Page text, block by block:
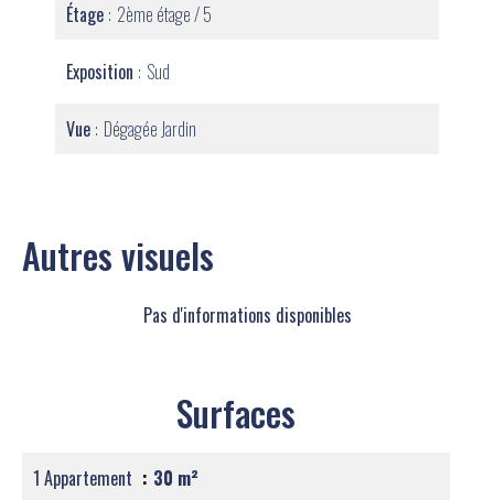
Étage 2ème étage / 5
Exposition Sud
Vue Dégagée Jardin
Autres visuels
Pas d'informations disponibles
Surfaces
1 Appartement 30 m²